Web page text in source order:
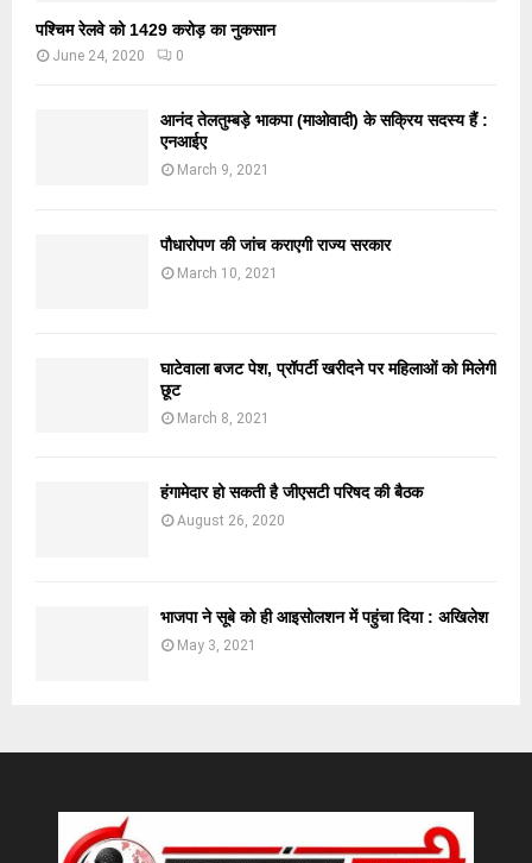
पश्चिम रेलवे को 1429 करोड़ का नुकसान
June 24, 2020 0
आनंद तेलतुम्बड़े भाकपा (माओवादी) के सक्रिय सदस्य हैं :
एनआईए
March 9, 2021
पौधारोपण की जांच कराएगी राज्य सरकार
March 10, 2021
घाटेवाला बजट पेश, प्रॉपर्टी खरीदने पर महिलाओं को मिलेगी
छूट
March 8, 2021
हंगामेदार हो सकती है जीएसटी परिषद की बैठक
August 26, 2020
भाजपा ने सूबे को ही आइसोलशन में पहुंचा दिया : अखिलेश
May 3, 2021